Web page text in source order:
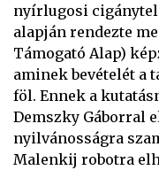
nyírlugosi
alapján rendezte
Támogató Alap)
aminek bevételét a
föl. Ennek a
Demszky Gáborral
nyilvánosságra
Malenkij robotra